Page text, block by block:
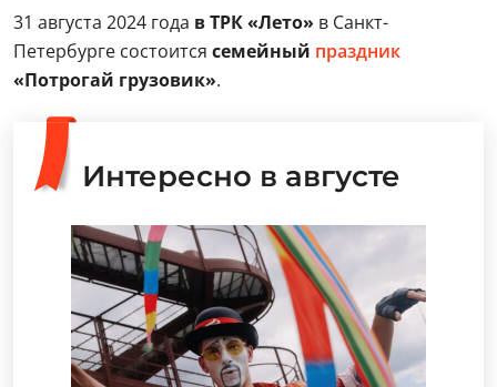
31 августа 2024 года в ТРК «Лето» в Санкт-
Петербурге состоится семейный праздник
«Потрогай грузовик».
Интересно в августе